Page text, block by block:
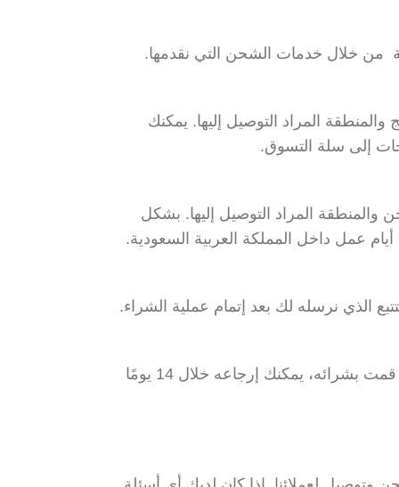
من خلال خدمات الشحن التي نقدمها.
المراد التوصيل إليها. يمكنك
إلى سلة التسوق.
المراد التوصيل إليها. بشكل
الذي نرسله لك بعد إتمام عملية الشراء.
في حال لم تكن راضيًا عن المنتج الذي قمت بشرائه، يمكنك إرجاعه خلال 14 يومًا